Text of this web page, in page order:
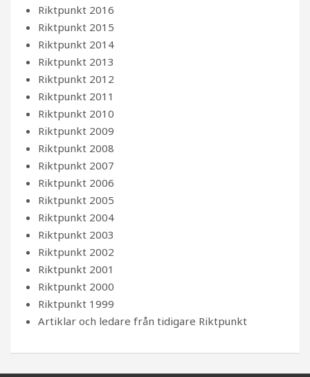
Riktpunkt 2016
Riktpunkt 2015
Riktpunkt 2014
Riktpunkt 2013
Riktpunkt 2012
Riktpunkt 2011
Riktpunkt 2010
Riktpunkt 2009
Riktpunkt 2008
Riktpunkt 2007
Riktpunkt 2006
Riktpunkt 2005
Riktpunkt 2004
Riktpunkt 2003
Riktpunkt 2002
Riktpunkt 2001
Riktpunkt 2000
Riktpunkt 1999
Artiklar och ledare från tidigare Riktpunkt